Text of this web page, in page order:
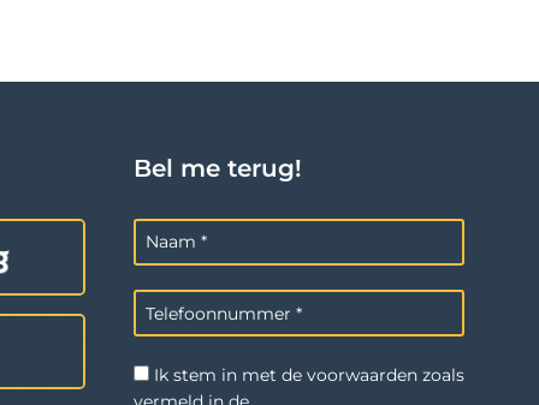
Bel me terug!
Ik stem in met de voorwaarden zoals